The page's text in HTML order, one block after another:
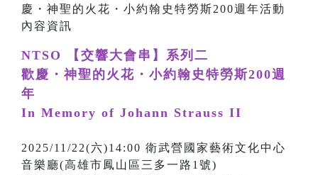
NTSO 【交響大會串】系列二
歡慶・神聖的火花・小約翰史特勞斯200週
年
In Memory of Johann Strauss II
2025/11/22(六)14:00 衛武營國家藝術文化中心
音樂廳(高雄市鳳山區三多一路1號)